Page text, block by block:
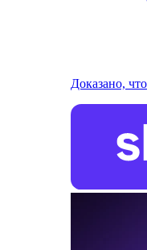
Доказано,